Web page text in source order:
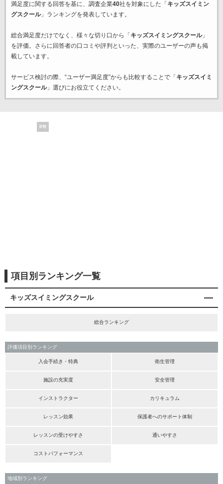
満足度に関する回答を基に、調査企業40社を対象にした「 キッズスイミン
グスクール」ランキングを発表しています。
総合満足度だけでなく、様々な切り口から「 キッズスイミングスクール」
を評価。さらに回答者の口コミや評判といった、実際のユーザーの声も掲
載しています。
サービス検討の際、“ユーザー満足度”からも比較することで「 キッズスイミ
ングスクール」選びにお役立てください。
PR
項目別ランキング一覧
キッズスイミングスクール
総合ランキング
評価項目別ランキング
入会手続き・特典 衛生管理
施設の充実度 安全管理
インストラクター カリキュラム
レッスン効果 保護者へのサポート体制
レッスンの受けやすさ 通いやすさ
コストパフォーマンス
地域別ランキング